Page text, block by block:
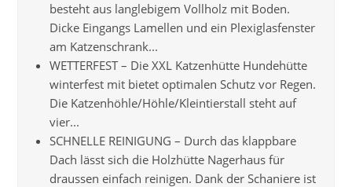
besteht aus langlebigem Vollholz mit Boden.
Dicke Eingangs Lamellen und ein Plexiglasfenster
am Katzenschrank...
WETTERFEST – Die XXL Katzenhütte Hundehütte
winterfest mit bietet optimalen Schutz vor Regen.
Die Katzenhöhle/Höhle/Kleintierstall steht auf
vier...
SCHNELLE REINIGUNG – Durch das klappbare
Dach lässt sich die Holzhütte Nagerhaus für
draussen einfach reinigen. Dank der Schaniere ist